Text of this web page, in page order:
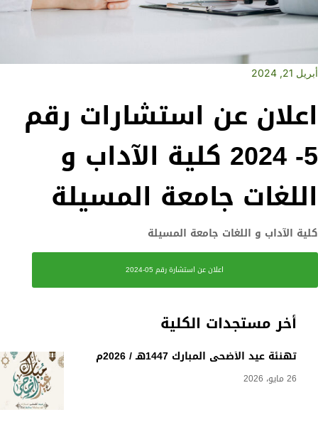
أخر مستجدات الكلية
تهنئة عيد الأضحى المبارك 1447هـ / 2026م
26 مايو، 2026
أبريل 21, 2024
اعلان عن استشارات رقم
5- 2024 كلية الآداب و
اللغات جامعة المسيلة
كلية الآداب و اللغات جامعة المسيلة
اعلان عن استشارة رقم 05-2024